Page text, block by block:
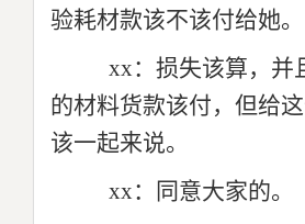
验耗材款该不该付给她。
xx：损失该算，并
的材料货款该付，但给
该一起来说。
xx：同意大家的。